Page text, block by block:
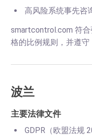
高风险系统事先咨
smartcontrol.com 符
格的比例规则，并遵守
波兰
主要法律文件
GDPR（欧盟法规